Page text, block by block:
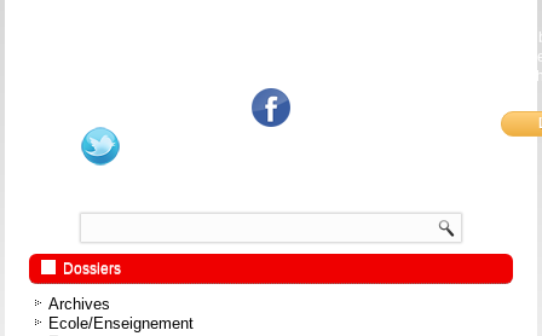
mensonge triomphant qui passe, et de ne pas faire écho, de notre
bouche et de nos mains aux applaudissements imbéciles et aux
Dossiers
Archives
Ecole/Enseignement